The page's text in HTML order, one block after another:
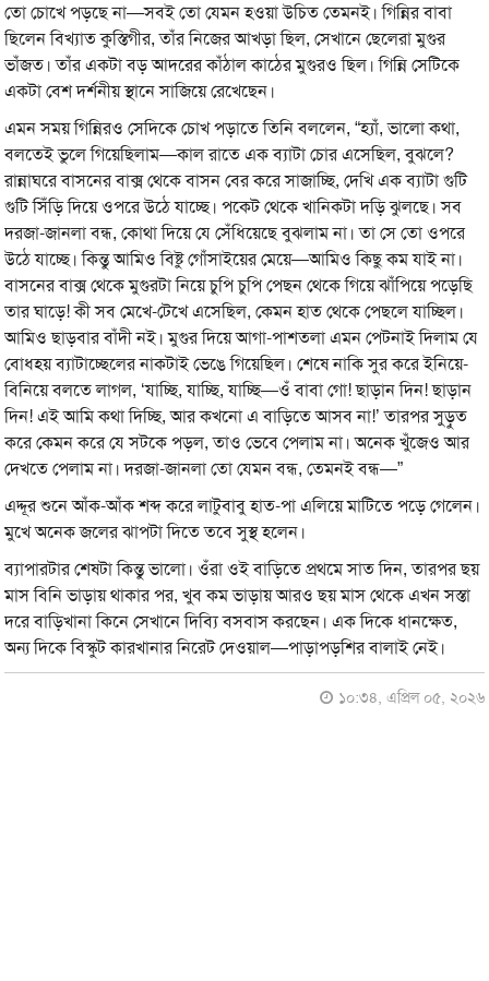
তো চোখে পড়ছে না—সবই তো যেমন হওয়া উচিত তেমনই। গিন্নির বাবা
ছিলেন বিখ্যাত কুস্তিগীর, তাঁর নিজের আখড়া ছিল, সেখানে ছেলেরা মুগুর
ভাঁজত। তাঁর একটা বড় আদরের কাঁঠাল কাঠের মুগুরও ছিল। গিন্নি সেটিকে
একটা বেশ দর্শনীয় স্থানে সাজিয়ে রেখেছেন।
এমন সময় গিন্নিরও সেদিকে চোখ পড়াতে তিনি বললেন, “হ্যাঁ, ভালো কথা,
বলতেই ভুলে গিয়েছিলাম—কাল রাতে এক ব্যাটা চোর এসেছিল, বুঝলে?
রান্নাঘরে বাসনের বাক্স থেকে বাসন বের করে সাজাচ্ছি, দেখি এক ব্যাটা গুটি
গুটি সিঁড়ি দিয়ে ওপরে উঠে যাচ্ছে। পকেট থেকে খানিকটা দড়ি ঝুলছে। সব
দরজা-জানলা বন্ধ, কোথা দিয়ে যে সেঁধিয়েছে বুঝলাম না। তা সে তো ওপরে
উঠে যাচ্ছে। কিন্তু আমিও বিষ্টু গোঁসাইয়ের মেয়ে—আমিও কিছু কম যাই না।
বাসনের বাক্স থেকে মুগুরটা নিয়ে চুপি চুপি পেছন থেকে গিয়ে ঝাঁপিয়ে পড়েছি
তার ঘাড়ে! কী সব মেখে-টেখে এসেছিল, কেমন হাত থেকে পেছলে যাচ্ছিল।
আমিও ছাড়বার বাঁদী নই। মুগুর দিয়ে আগা-পাশতলা এমন পেটনাই দিলাম যে
বোধহয় ব্যাটাচ্ছেলের নাকটাই ভেঙে গিয়েছিল। শেষে নাকি সুর করে ইনিয়ে-
বিনিয়ে বলতে লাগল, ‘যাচ্ছি, যাচ্ছি, যাচ্ছি—ওঁ বাবা গো! ছাড়ান দিন! ছাড়ান
দিন! এই আমি কথা দিচ্ছি, আর কখনো এ বাড়িতে আসব না!’ তারপর সুড়ুত
করে কেমন করে যে সটকে পড়ল, তাও ভেবে পেলাম না। অনেক খুঁজেও আর
দেখতে পেলাম না। দরজা-জানলা তো যেমন বন্ধ, তেমনই বন্ধ—”
এদ্দূর শুনে আঁক-আঁক শব্দ করে লাটুবাবু হাত-পা এলিয়ে মাটিতে পড়ে গেলেন।
মুখে অনেক জলের ঝাপটা দিতে তবে সুস্থ হলেন।
ব্যাপারটার শেষটা কিন্তু ভালো। ওঁরা ওই বাড়িতে প্রথমে সাত দিন, তারপর ছয়
মাস বিনি ভাড়ায় থাকার পর, খুব কম ভাড়ায় আরও ছয় মাস থেকে এখন সস্তা
দরে বাড়িখানা কিনে সেখানে দিব্যি বসবাস করছেন। এক দিকে ধানক্ষেত,
অন্য দিকে বিস্কুট কারখানার নিরেট দেওয়াল—পাড়াপড়শির বালাই নেই।
১০:৩৪, এপ্রিল ০৫, ২০২৬